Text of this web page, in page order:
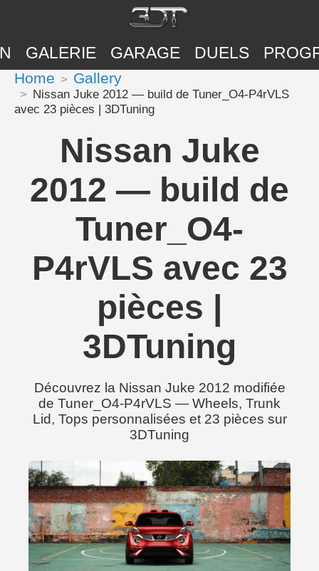
GALERIE GARAGE DUELS
Home Gallery
Nissan Juke 2012 — build de Tuner_O4-P4rVLS
avec 23 pièces | 3DTuning
Nissan Juke
2012 — build de
Tuner_O4-
P4rVLS avec 23
pièces |
3DTuning
Découvrez la Nissan Juke 2012 modifiée
de Tuner_O4-P4rVLS — Wheels, Trunk
Lid, Tops personnalisées et 23 pièces sur
3DTuning